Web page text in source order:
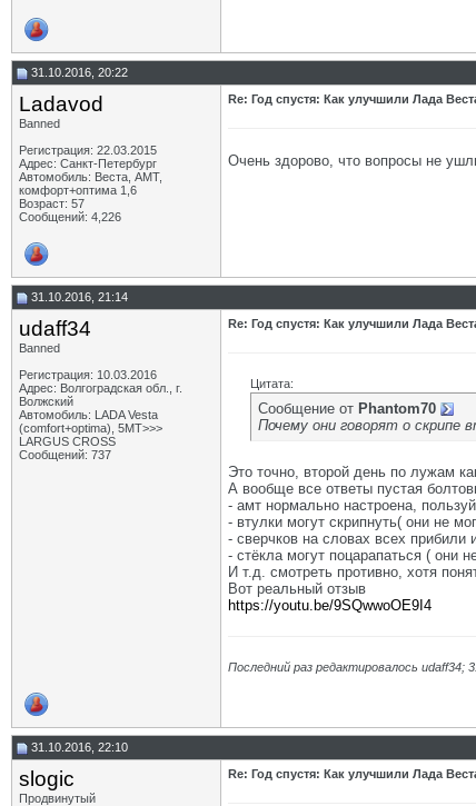
31.10.2016, 20:22
Ladavod
Banned
Регистрация: 22.03.2015
Адрес: Санкт-Петербург
Автомобиль: Веста, АМТ,
комфорт+оптима 1,6
Возраст: 57
Сообщений: 4,226
Re: Год спустя: Как улучшили Лада
Очень здорово, что вопросы не
31.10.2016, 21:14
udaff34
Banned
Регистрация: 10.03.2016
Адрес: Волгоградская обл., г.
Волжский
Автомобиль: LADA Vesta
(comfort+optima), 5МТ>>>
LARGUS CROSS
Сообщений: 737
Re: Год спустя: Как улучшили Лада
Цитата:
Сообщение от Phantom70
Почему они говорят о скрипе
Это точно, второй день по лужам
А вообще все ответы пустая
- амт нормально настроена,
- втулки могут скрипнуть( они не
- сверчков на словах всех
- стёкла могут поцарапаться ( они
И т.д. смотреть противно, хотя
Вот реальный отзыв
https://youtu.be/9SQwwoOE9I4
Последний раз редактировалось udaff34;
31.10.2016, 22:10
slogic
Продвинутый
Re: Год спустя: Как улучшили Лада